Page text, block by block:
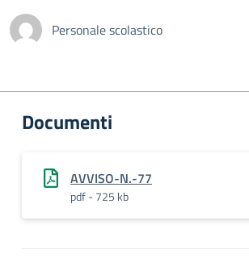
Personale scolastico
Documenti
AVVISO-N.-77
pdf - 725 kb